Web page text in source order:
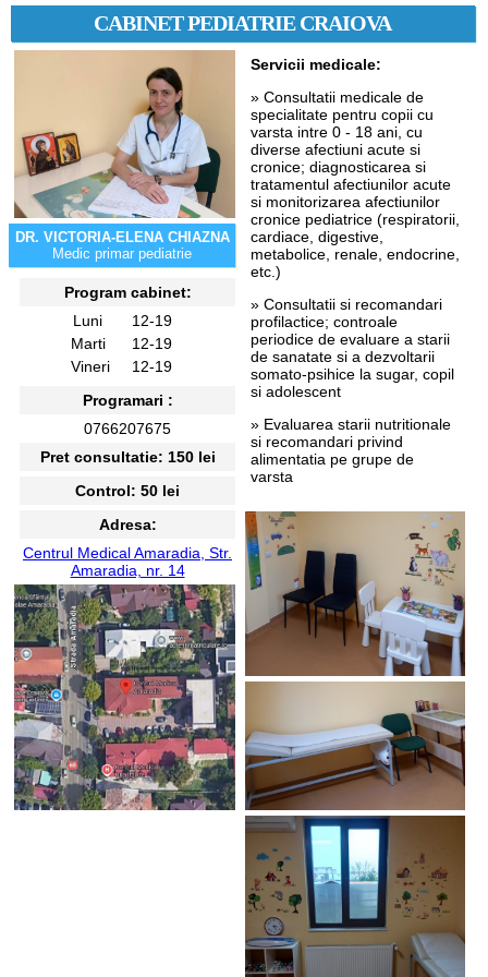
CABINET PEDIATRIE CRAIOVA
DR. VICTORIA-ELENA CHIAZNA
Medic primar pediatrie
Program cabinet:
Luni
12-19
Marti
12-19
Vineri
12-19
Programari :
0766207675
Pret consultatie: 150 lei
Control: 50 lei
Adresa:
Centrul Medical Amaradia, Str.
Amaradia, nr. 14
Servicii medicale:
» Consultatii medicale de
specialitate pentru copii cu
varsta intre 0 - 18 ani, cu
diverse afectiuni acute si
cronice; diagnosticarea si
tratamentul afectiunilor acute
si monitorizarea afectiunilor
cronice pediatrice (respiratorii,
cardiace, digestive,
metabolice, renale, endocrine,
etc.)
» Consultatii si recomandari
profilactice; controale
periodice de evaluare a starii
de sanatate si a dezvoltarii
somato-psihice la sugar, copil
si adolescent
» Evaluarea starii nutritionale
si recomandari privind
alimentatia pe grupe de
varsta